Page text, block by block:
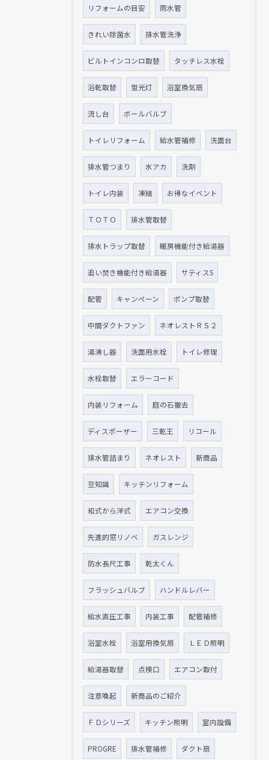
リフォームの目安 雨水管
きれい除菌水 排水管洗浄
ビルトインコンロ取替 タッチレス水栓
浴乾取替 蛍光灯 浴室換気扇
流し台 ボールバルブ
トイレリフォーム 給水管補修 洗面台
排水管つまり 水アカ 洗剤
トイレ内装 凍結 お得なイベント
ＴＯＴＯ 排水管取替
排水トラップ取替 暖房機能付き給湯器
追い焚き機能付き給湯器 サティスS
配管 キャンペーン ポンプ取替
中間ダクトファン ネオレストＲＳ２
湯沸し器 洗面用水栓 トイレ修理
水栓取替 エラーコード
内装リフォーム 庭の石撤去
ディスポーザー 三乾王 リコール
排水管詰まり ネオレスト 新商品
豆知識 キッチンリフォーム
和式から洋式 エアコン交換
先進的窓リノベ ガスレンジ
防水長尺工事 乾太くん
フラッシュバルブ ハンドルレバー
給水直圧工事 内装工事 配管補修
浴室水栓 浴室用換気扇 ＬＥＤ照明
給湯器取替 点検口 エアコン取付
注意喚起 新商品のご紹介
ＦＤシリーズ キッチン照明 室内設備
PROGRE 排水管補修 ダクト扇